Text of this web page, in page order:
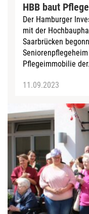
HBB baut
Der Hamburger
mit der
Saarbrücken
Pflegeimmobilie
11.09.2023